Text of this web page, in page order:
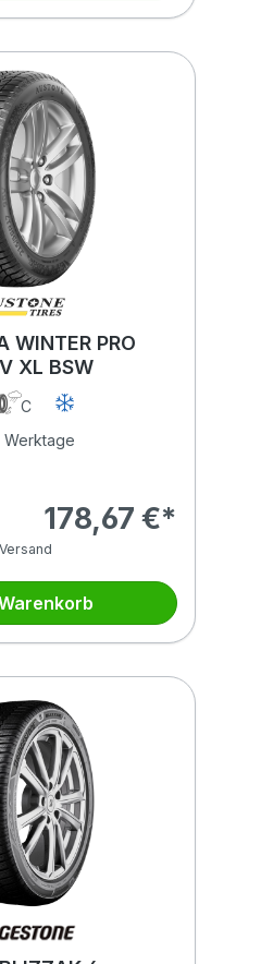
WINTER PRO
XL BSW
C
Werktage
178,67 €*